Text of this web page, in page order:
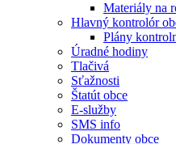
Materiály na
Hlavný kontrolór
Plány
Úradné hodiny
Tlačivá
Sťažnosti
Štatút obce
E-služby
SMS info
Dokumenty obce